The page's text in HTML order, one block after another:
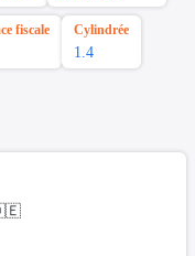
fiscale Cylindrée
1.4
🇩🇪